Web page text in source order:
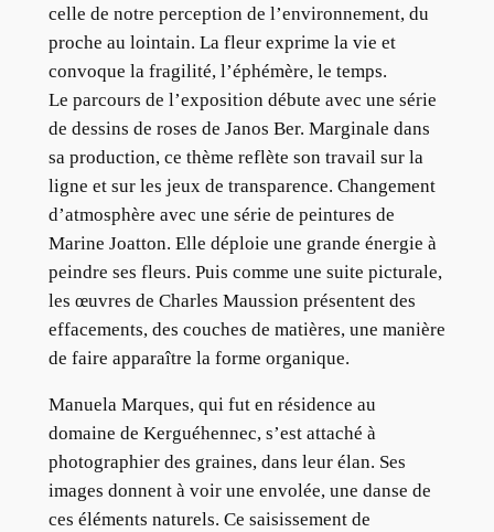
celle de notre perception de l’environnement, du
proche au lointain. La fleur exprime la vie et
convoque la fragilité, l’éphémère, le temps.
Le parcours de l’exposition débute avec une série
de dessins de roses de Janos Ber. Marginale dans
sa production, ce thème reflète son travail sur la
ligne et sur les jeux de transparence. Changement
d’atmosphère avec une série de peintures de
Marine Joatton. Elle déploie une grande énergie à
peindre ses fleurs. Puis comme une suite picturale,
les œuvres de Charles Maussion présentent des
effacements, des couches de matières, une manière
de faire apparaître la forme organique.
Manuela Marques, qui fut en résidence au
domaine de Kerguéhennec, s’est attaché à
photographier des graines, dans leur élan. Ses
images donnent à voir une envolée, une danse de
ces éléments naturels. Ce saisissement de